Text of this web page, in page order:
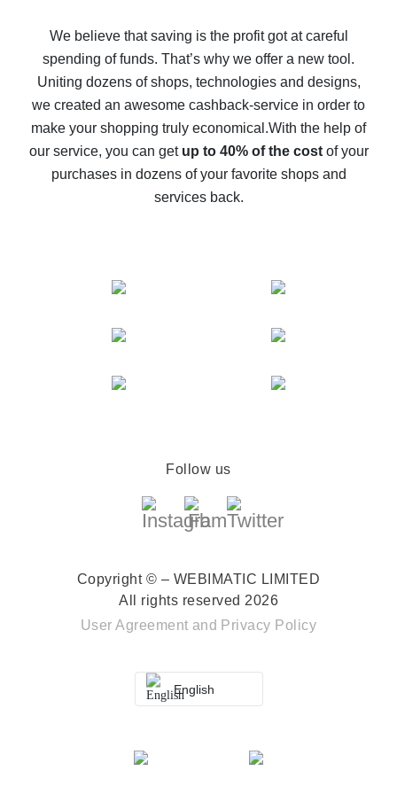
back
10% cash back on AliExpress - the impossible is
possible
The best cash back on AliExpress - how to find it
The best cash back service for AliExpress - let's
compare offers
We believe that saving is the profit got at careful
spending of funds. That’s why we offer a new tool.
Uniting dozens of shops, technologies and designs,
we created an awesome cashback-service in order to
make your shopping truly economical.With the help of
our service, you can get up to 40% of the costof your
purchases in dozens of your favorite shops and
services back.
Follow us
Copyright © – WEBIMATIC LIMITED
All rights reserved 2026
User Agreement and Privacy Policy
English